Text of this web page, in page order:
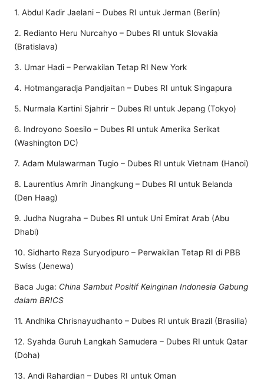
1. Abdul Kadir Jaelani – Dubes RI untuk Jerman (Berlin)
2. Redianto Heru Nurcahyo – Dubes RI untuk Slovakia
(Bratislava)
3. Umar Hadi – Perwakilan Tetap RI New York
4. Hotmangaradja Pandjaitan – Dubes RI untuk Singapura
5. Nurmala Kartini Sjahrir – Dubes RI untuk Jepang (Tokyo)
6. Indroyono Soesilo – Dubes RI untuk Amerika Serikat
(Washington DC)
7. Adam Mulawarman Tugio – Dubes RI untuk Vietnam (Hanoi)
8. Laurentius Amrih Jinangkung – Dubes RI untuk Belanda
(Den Haag)
9. Judha Nugraha – Dubes RI untuk Uni Emirat Arab (Abu
Dhabi)
10. Sidharto Reza Suryodipuro – Perwakilan Tetap RI di PBB
Swiss (Jenewa)
Baca Juga: China Sambut Positif Keinginan Indonesia Gabung
dalam BRICS
11. Andhika Chrisnayudhanto – Dubes RI untuk Brazil (Brasilia)
12. Syahda Guruh Langkah Samudera – Dubes RI untuk Qatar
(Doha)
13. Andi Rahardian – Dubes RI untuk Oman